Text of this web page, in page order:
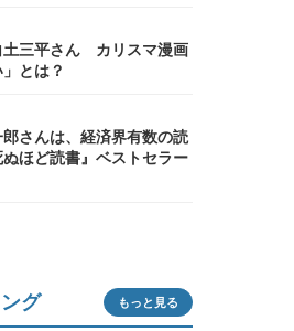
土三平さん カリスマ漫画
とは？
さんは、経済界有数の読
ほど読書』ベストセラー
グ もっと見る